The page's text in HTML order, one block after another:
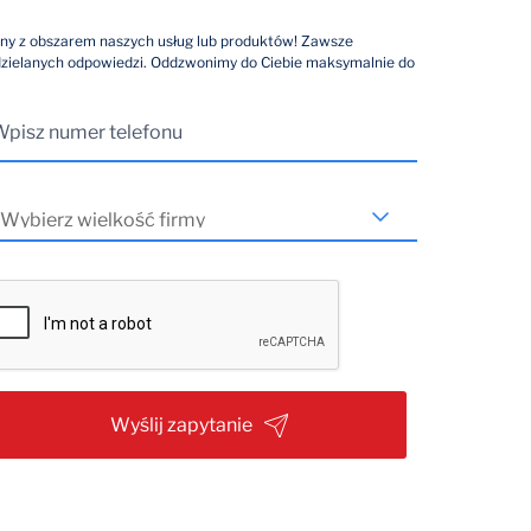
z obszarem naszych usług lub produktów! Zawsze
odpowiedzi. Oddzwonimy do Ciebie maksymalnie do
Wyślij zapytanie